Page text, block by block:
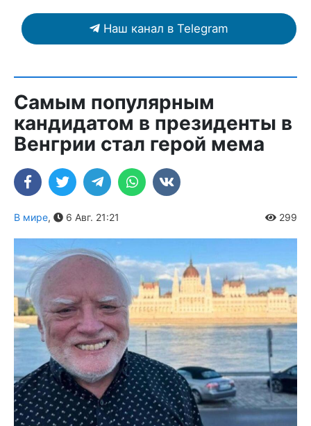
Наш канал в Telegram
Самым популярным
кандидатом в президенты в
Венгрии стал герой мема
В мире, 6 Авг. 21:21 299